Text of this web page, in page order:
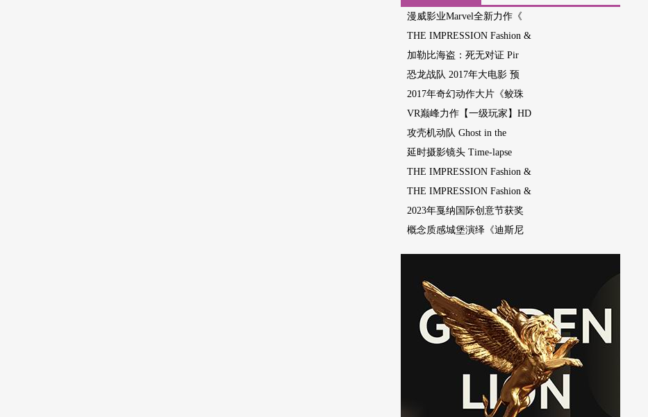
漫威影业Marvel全新力作《
THE IMPRESSION Fashion &
加勒比海盗：死无对证 Pir
恐龙战队 2017年大电影 预
2017年奇幻动作大片《鲛珠
VR巅峰力作【一级玩家】HD
攻壳机动队 Ghost in the
延时摄影镜头 Time-lapse
THE IMPRESSION Fashion &
THE IMPRESSION Fashion &
2023年戛纳国际创意节获奖
概念质感城堡演绎《迪斯尼